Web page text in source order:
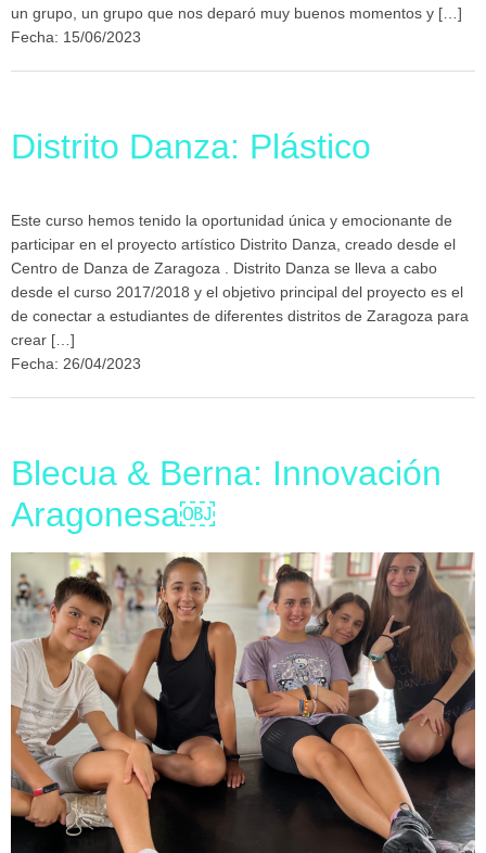
un grupo, un grupo que nos deparó muy buenos momentos y […]
Fecha: 15/06/2023
Distrito Danza: Plástico
Este curso hemos tenido la oportunidad única y emocionante de
participar en el proyecto artístico Distrito Danza, creado desde el
Centro de Danza de Zaragoza . Distrito Danza se lleva a cabo
desde el curso 2017/2018 y el objetivo principal del proyecto es el
de conectar a estudiantes de diferentes distritos de Zaragoza para
crear […]
Fecha: 26/04/2023
Blecua & Berna: Innovación
Aragonesa￼